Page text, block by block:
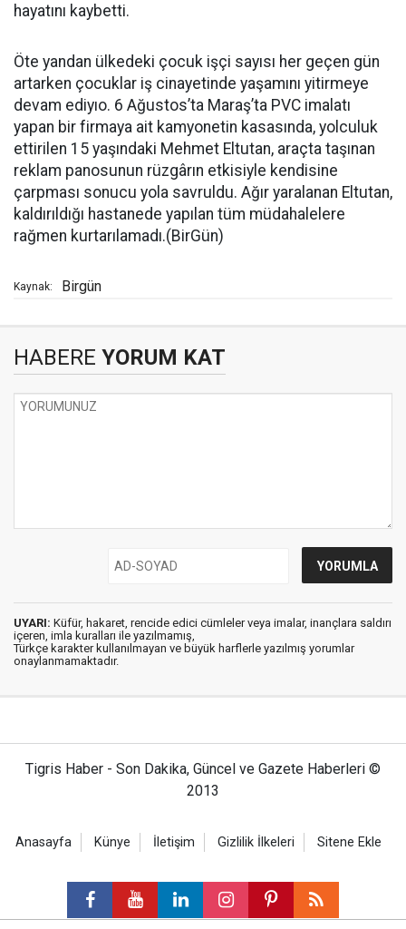
hayatını kaybetti.
Öte yandan ülkedeki çocuk işçi sayısı her geçen gün
artarken çocuklar iş cinayetinde yaşamını yitirmeye
devam ediyıo. 6 Ağustos’ta Maraş’ta PVC imalatı
yapan bir firmaya ait kamyonetin kasasında, yolculuk
ettirilen 15 yaşındaki Mehmet Eltutan, araçta taşınan
reklam panosunun rüzgârın etkisiyle kendisine
çarpması sonucu yola savruldu. Ağır yaralanan Eltutan,
kaldırıldığı hastanede yapılan tüm müdahalelere
rağmen kurtarılamadı.(BirGün)
Kaynak: Birgün
HABERE YORUM KAT
UYARI: Küfür, hakaret, rencide edici cümleler veya imalar, inançlara saldırı
içeren, imla kuralları ile yazılmamış,
Türkçe karakter kullanılmayan ve büyük harflerle yazılmış yorumlar
onaylanmamaktadır.
Tigris Haber - Son Dakika, Güncel ve Gazete Haberleri ©
2013
Anasayfa Künye İletişim Gizlilik İlkeleri Sitene Ekle